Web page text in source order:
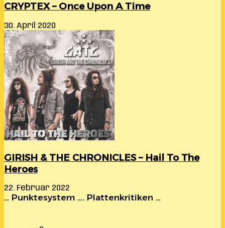
CRYPTEX – Once Upon A Time
30. April 2020
GIRISH & THE CHRONICLES – Hail To The
Heroes
22. Februar 2022
… Punktesystem …. Plattenkritiken …